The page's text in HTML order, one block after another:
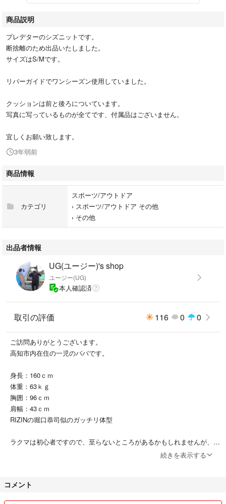
商品説明
プレデターのシズニットです。
断捨離のため出品いたしました。
サイズはS/Mです。
リバーガイドでワンシーズン使用していました。
クッションは前と後ろについています。
写真に写っているものが全てです、付属品はございません。
宜しくお願い致します。
3年弱前
商品情報
カテゴリ
スポーツ/アウトドア
› スポーツ/アウトドア その他
› その他
出品者情報
UG(ユージー)'s shop
ユージー(UG)
本人確認済
取引の評価 116 0 0
ご訪問ありがとうございます。
高知市内在住の一児のパパです。
身長：160ｃｍ
体重：63ｋｇ
胸囲：96ｃｍ
肩幅：43ｃｍ
RIZINの堀口恭司似のガッチリ体型
ラクマは初心者ですので、至らないところがあるかもしれませんが、温
続きを表示する
コメント